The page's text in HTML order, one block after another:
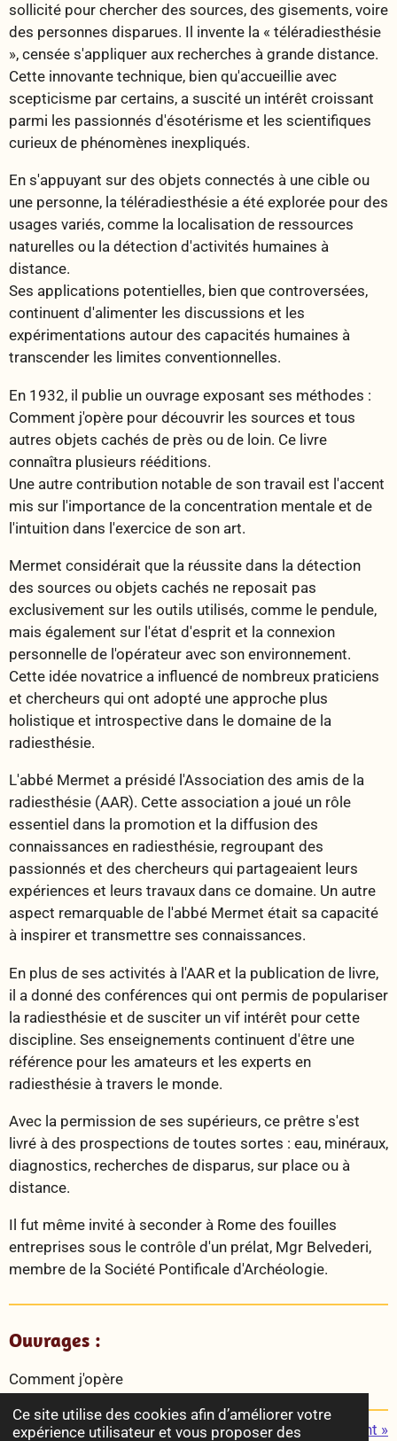
Ce site utilise des cookies afin d’améliorer votre
expérience utilisateur et vous proposer des
sollicité pour chercher des sources, des gisements, voire
des personnes disparues. Il invente la « téléradiesthésie
», censée s'appliquer aux recherches à grande distance.
Cette innovante technique, bien qu'accueillie avec
scepticisme par certains, a suscité un intérêt croissant
parmi les passionnés d'ésotérisme et les scientifiques
curieux de phénomènes inexpliqués.
En s'appuyant sur des objets connectés à une cible ou
une personne, la téléradiesthésie a été explorée pour des
usages variés, comme la localisation de ressources
naturelles ou la détection d'activités humaines à
distance.
Ses applications potentielles, bien que controversées,
continuent d'alimenter les discussions et les
expérimentations autour des capacités humaines à
transcender les limites conventionnelles.
En 1932, il publie un ouvrage exposant ses méthodes :
Comment j'opère pour découvrir les sources et tous
autres objets cachés de près ou de loin. Ce livre
connaîtra plusieurs rééditions.
Une autre contribution notable de son travail est l'accent
mis sur l'importance de la concentration mentale et de
l'intuition dans l'exercice de son art.
Mermet considérait que la réussite dans la détection
des sources ou objets cachés ne reposait pas
exclusivement sur les outils utilisés, comme le pendule,
mais également sur l'état d'esprit et la connexion
personnelle de l'opérateur avec son environnement.
Cette idée novatrice a influencé de nombreux praticiens
et chercheurs qui ont adopté une approche plus
holistique et introspective dans le domaine de la
radiesthésie.
L'abbé Mermet a présidé l'Association des amis de la
radiesthésie (AAR). Cette association a joué un rôle
essentiel dans la promotion et la diffusion des
connaissances en radiesthésie, regroupant des
passionnés et des chercheurs qui partageaient leurs
expériences et leurs travaux dans ce domaine. Un autre
aspect remarquable de l'abbé Mermet était sa capacité
à inspirer et transmettre ses connaissances.
En plus de ses activités à l'AAR et la publication de livre,
il a donné des conférences qui ont permis de populariser
la radiesthésie et de susciter un vif intérêt pour cette
discipline. Ses enseignements continuent d'être une
référence pour les amateurs et les experts en
radiesthésie à travers le monde.
Avec la permission de ses supérieurs, ce prêtre s'est
livré à des prospections de toutes sortes : eau, minéraux,
diagnostics, recherches de disparus, sur place ou à
distance.
Il fut même invité à seconder à Rome des fouilles
entreprises sous le contrôle d'un prélat, Mgr Belvederi,
membre de la Société Pontificale d'Archéologie.
Ouvrages :
Comment j'opère
«Précédent Suivant »